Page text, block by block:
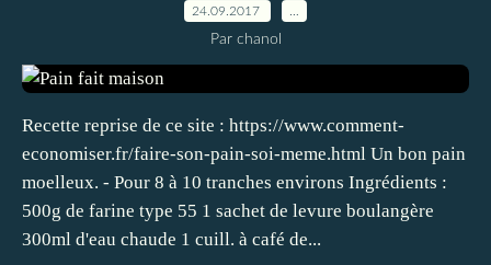
24.09.2017
Par chanol
Recette reprise de ce site : https://www.comment-
economiser.fr/faire-son-pain-soi-meme.html Un bon pain
moelleux. - Pour 8 à 10 tranches environs Ingrédients :
500g de farine type 55 1 sachet de levure boulangère
300ml d'eau chaude 1 cuill. à café de...